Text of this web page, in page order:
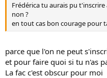
Frédérica tu aurais pu
non ?
en tout cas bon courage pour
parce que l'on ne peut
et pour faire quoi si tu n'as
La fac c'est obscur pour moi